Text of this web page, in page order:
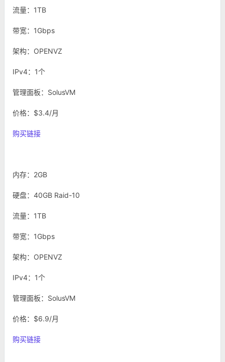
流量：1TB
带宽：1Gbps
架构：OPENVZ
IPv4：1个
管理面板：SolusVM
价格：$3.4/月
购买链接
内存：2GB
硬盘：40GB Raid-10
流量：1TB
带宽：1Gbps
架构：OPENVZ
IPv4：1个
管理面板：SolusVM
价格：$6.9/月
购买链接